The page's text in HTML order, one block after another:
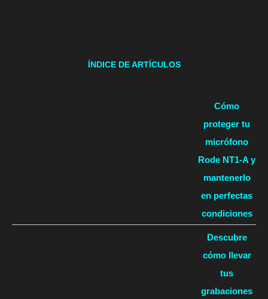
ÍNDICE DE ARTÍCULOS
Cómo
proteger tu
micrófono
Rode NT1-A y
mantenerlo
en perfectas
condiciones
Descubre
cómo llevar
tus
grabaciones